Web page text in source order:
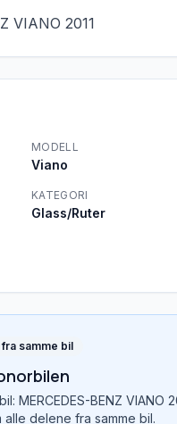
VIANO 2011
MODELL
Viano
KATEGORI
Glass/Ruter
samme bil
MERCEDES-BENZ VIANO
delene fra samme bil.